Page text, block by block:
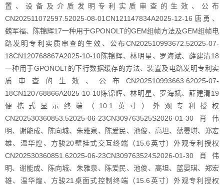
置、设备及介质发明专利实质审查的生效、公布
CN202511072597.52025-08-01CN121147834A2025-12-16唐勇、
魏军福、陈锦辉17一种用于GPONOLT的GEM组帧方法及GEM组帧电
路发明专利实质审查的生效、公布CN202510993672.52025-07-
18CN120768867A2025-10-10陈锦辉、林明星、罗海斌、薛建清18
一种用于GPONOLT的下行数据缓存的方法、装置及电路发明专利实
质审查的生效、公布CN202510993663.62025-07-
18CN120768866A2025-10-10陈锦辉、林明星、罗海斌、薛建清19
便携式显示终端（10.1英寸）外观专利授权
CN202530360853.52025-06-23CN309763525S2026-01-30肖伟
明、谢能成、陈向城、朱雅泉、陈爱民、池俊、高坦、蓝晏琪、郑宏
雄、温华煌、方骏20壁挂式交互终端（15.6英寸）外观专利授权
CN202530360851.62025-06-23CN309763524S2026-01-30肖伟
明、谢能成、陈向城、朱雅泉、陈爱民、池俊、高坦、蓝晏琪、郑宏
雄、温华煌、方骏21桌面式控制终端（15.6英寸）外观专利授权